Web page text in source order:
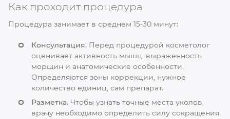
Как проходит процедура
Процедура занимает в среднем 15-30 минут:
Консультация. Перед процедурой косметолог
оценивает активность мышц, выраженность
морщин и анатомические особенности.
Определяются зоны коррекции, нужное
количество единиц, сам препарат.
Разметка. Чтобы узнать точные места уколов,
врачу необходимо определить силу сокращения